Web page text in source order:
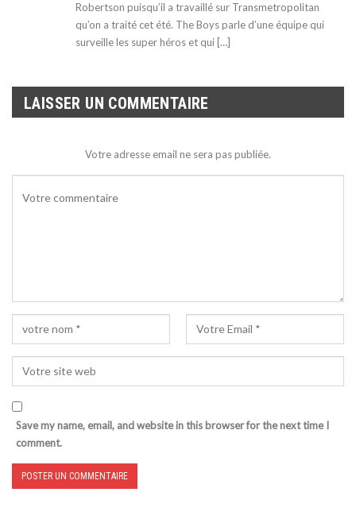
Robertson puisqu’il a travaillé sur Transmetropolitan
qu’on a traité cet été. The Boys parle d’une équipe qui
surveille les super héros et qui […]
LAISSER UN COMMENTAIRE
Votre adresse email ne sera pas publiée.
Save my name, email, and website in this browser for the next time I
comment.